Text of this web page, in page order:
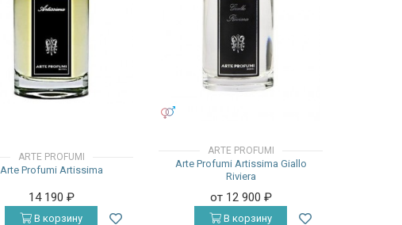
ARTE PROFUMI
Arte Profumi Artissima
14 190 ₽
В корзину
ARTE PROFUMI
Arte Profumi Artissima Giallo
Riviera
от 12 900 ₽
В корзину